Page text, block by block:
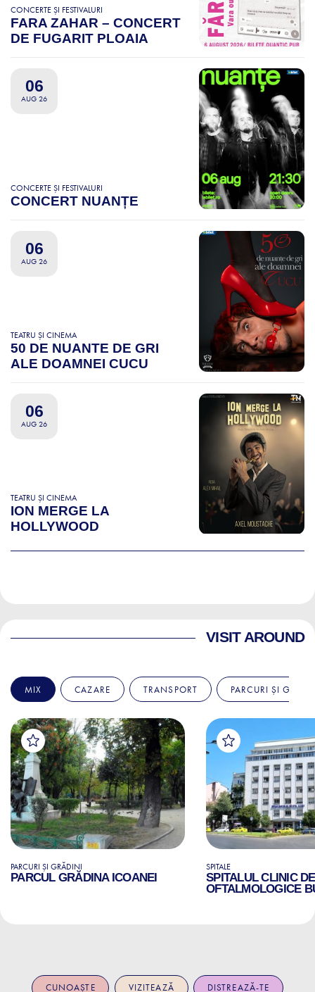
CONCERTE ȘI FESTIVALURI
FARA ZAHAR – CONCERT
DE FUGARIT PLOAIA
06
AUG 26
CONCERTE ȘI FESTIVALURI
CONCERT NUANȚE
06
AUG 26
TEATRU ȘI CINEMA
50 DE NUANTE DE GRI
ALE DOAMNEI CUCU
06
AUG 26
TEATRU ȘI CINEMA
ION MERGE LA
HOLLYWOOD
VISIT AROUND
MIX CAZARE TRANSPORT PARCURI ȘI
PARCURI ȘI GRĂDINI
PARCUL GRĂDINA ICOANEI
SPITALE
SPITALUL CLINIC
OFTALMOLOGICE
CUNOAȘTE VIZITEAZĂ DISTREAZĂ-TE